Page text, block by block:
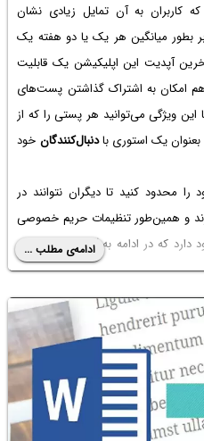
که کاربران به آن تمایل زیادی نشان
بطور میانگین هر یک یا دو هفته یک
آپدیت این اپلیکیشن یک قابلیت
امکان به اشتراک گذاشتن پست‌های
ویژگی می‌توانید هر پستی را که از
یک استوری بادنبال‌کنندگان خود
محدود کنید تا دیگران نتوانند در
و همین‌طور تنظیمات حریم خصوصی
که در ادامه به آن اشاره خواهیم
ادامه‌ی مطلب ...